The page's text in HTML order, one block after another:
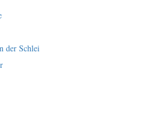
der Schlei